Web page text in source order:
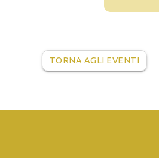
TORNA AGLI EVENTI